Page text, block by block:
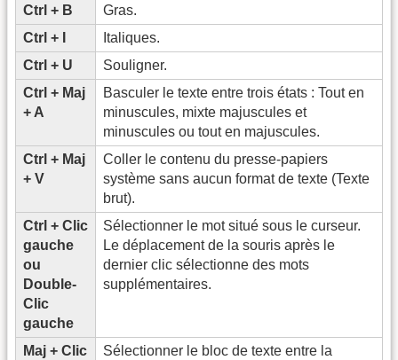
Ctrl + B
Gras.
Ctrl + I
Italiques.
Ctrl + U
Souligner.
Ctrl + Maj
+ A
Basculer le texte entre trois états : Tout en
minuscules, mixte majuscules et
minuscules ou tout en majuscules.
Ctrl + Maj
+ V
Coller le contenu du presse-papiers
système sans aucun format de texte (Texte
brut).
Ctrl + Clic
gauche
ou
Double-
Clic
gauche
Sélectionner le mot situé sous le curseur.
Le déplacement de la souris après le
dernier clic sélectionne des mots
supplémentaires.
Maj + Clic Sélectionner le bloc de texte entre la